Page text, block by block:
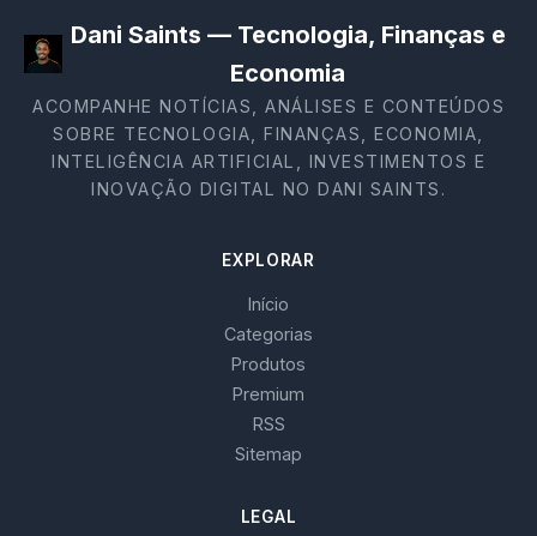
Dani Saints — Tecnologia, Finanças e
Economia
ACOMPANHE NOTÍCIAS, ANÁLISES E CONTEÚDOS
SOBRE TECNOLOGIA, FINANÇAS, ECONOMIA,
INTELIGÊNCIA ARTIFICIAL, INVESTIMENTOS E
INOVAÇÃO DIGITAL NO DANI SAINTS.
EXPLORAR
Início
Categorias
Produtos
Premium
RSS
Sitemap
LEGAL